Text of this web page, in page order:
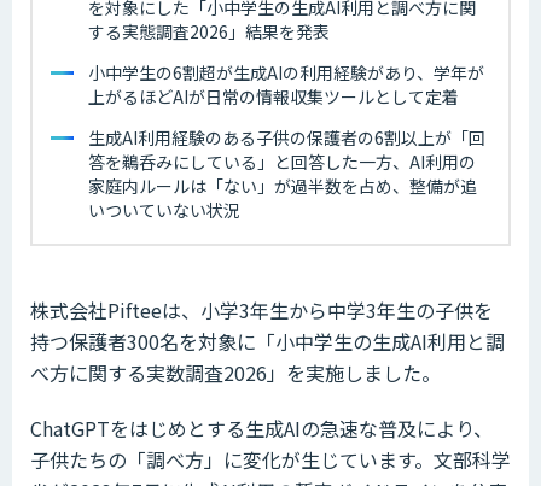
を対象にした「小中学生の生成AI利用と調べ方に関
する実態調査2026」結果を発表
小中学生の6割超が生成AIの利用経験があり、学年が
上がるほどAIが日常の情報収集ツールとして定着
生成AI利用経験のある子供の保護者の6割以上が「回
答を鵜呑みにしている」と回答した一方、AI利用の
家庭内ルールは「ない」が過半数を占め、整備が追
いついていない状況
株式会社Pifteeは、小学3年生から中学3年生の子供を
持つ保護者300名を対象に「小中学生の生成AI利用と調
べ方に関する実数調査2026」を実施しました。
ChatGPTをはじめとする生成AIの急速な普及により、
子供たちの「調べ方」に変化が生じています。文部科学